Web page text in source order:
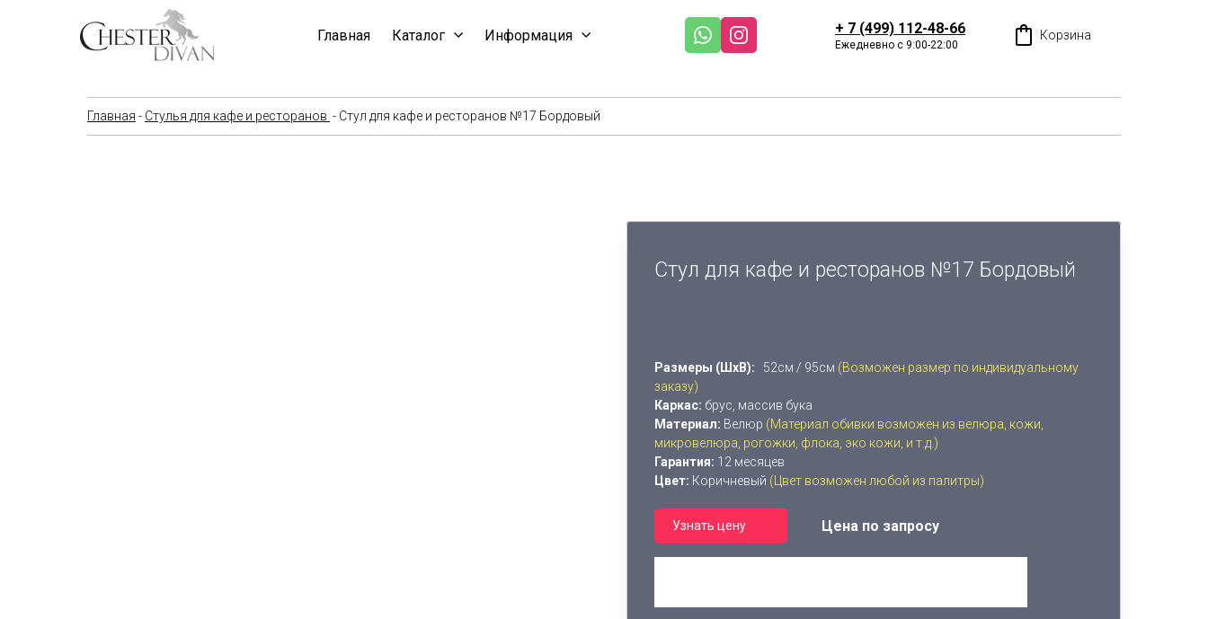
Главная Каталог Информация + 7 (499) 112-48-66
Ежедневно с 9:00-22:00
Корзина
Главная - Стулья для кафе и ресторанов - Стул для кафе и ресторанов №17 Бордовый
Стул для кафе и ресторанов №17 Бордовый
Размеры (ШхВ): 52см / 95см (Возможен размер по индивидуальному
заказу)
Каркас: брус, массив бука
Материал: Велюр (Материал обивки возможен из велюра, кожи,
микровелюра, рогожки, флока, эко кожи, и т.д.)
Гарантия: 12 месяцев
Цвет: Коричневый (Цвет возможен любой из палитры)
Узнать цену Цена по запросу